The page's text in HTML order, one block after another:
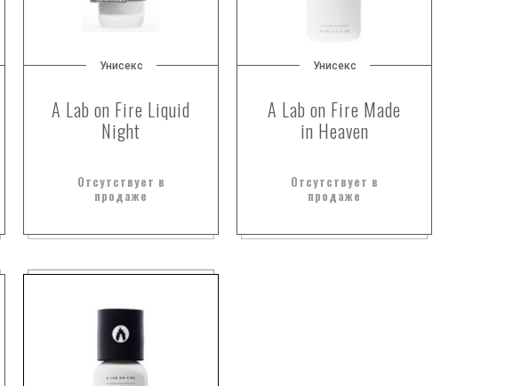
Унисекс
A Lab on Fire Liquid
Night
Отсутствует в
продаже
Унисекс
A Lab on Fire Made
in Heaven
Отсутствует в
продаже